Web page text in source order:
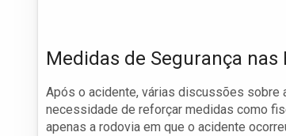
Medidas de Segurança nas
Após o acidente, várias discussões sobre
necessidade de reforçar medidas como
apenas a rodovia em que o acidente